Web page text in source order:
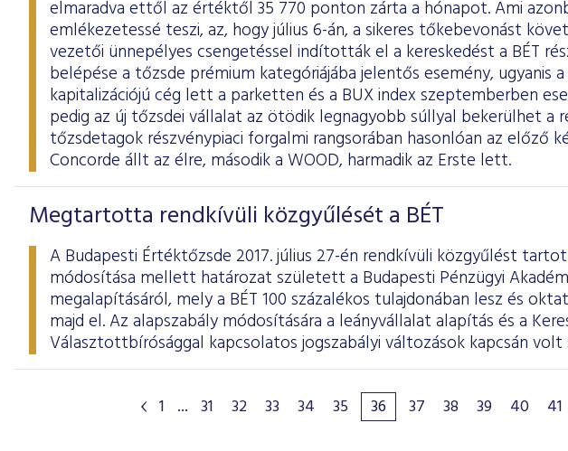
elmaradva ettől az értéktől 35 770 ponton zárta a hónapot. Ami
emlékezetessé teszi, az, hogy július 6-án, a sikeres tőkebevonást
vezetői ünnepélyes csengetéssel indították el a kereskedést a BÉT
belépése a tőzsde prémium kategóriájába jelentős esemény, ugyanis
kapitalizációjú cég lett a parketten és a BUX index szeptemberben
pedig az új tőzsdei vállalat az ötödik legnagyobb súllyal bekerülhet a
tőzsdetagok részvénypiaci forgalmi rangsorában hasonlóan az előző
Concorde állt az élre, második a WOOD, harmadik az Erste lett.
Megtartotta rendkívüli közgyűlését a BÉT
A Budapesti Értéktőzsde 2017. július 27-én rendkívüli közgyűlést
módosítása mellett határozat született a Budapesti Pénzügyi
megalapításáról, mely a BÉT 100 százalékos tulajdonában lesz és
majd el. Az alapszabály módosítására a leányvállalat alapítás és a
Választottbírósággal kapcsolatos jogszabályi változások kapcsán volt
1 ... 31 32 33 34 35 36 37 38 39 40 41